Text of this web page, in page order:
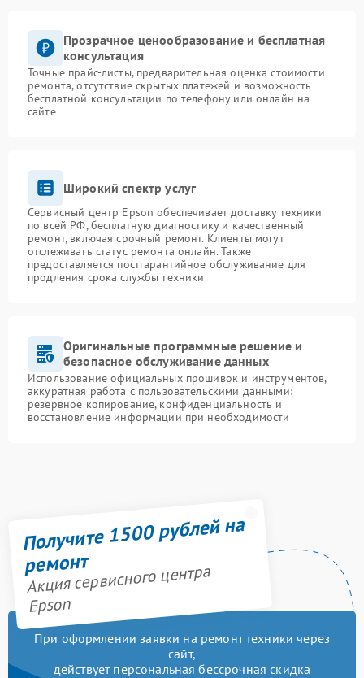
Прозрачное ценообразование и бесплатная
консультация
Точные прайс-листы, предварительная оценка стоимости
ремонта, отсутствие скрытых платежей и возможность
бесплатной консультации по телефону или онлайн на
сайте
Широкий спектр услуг
Сервисный центр Epson обеспечивает доставку техники
по всей РФ, бесплатную диагностику и качественный
ремонт, включая срочный ремонт. Клиенты могут
отслеживать статус ремонта онлайн. Также
предоставляется постгарантийное обслуживание для
продления срока службы техники
Оригинальные программные решение и
безопасное обслуживание данных
Использование официальных прошивок и инструментов,
аккуратная работа с пользовательскими данными:
резервное копирование, конфиденциальность и
восстановление информации при необходимости
Получите 1500 рублей на
ремонт
Акция сервисного центра
Epson
При оформлении заявки на ремонт техники через
сайт,
действует персональная бессрочная скидка